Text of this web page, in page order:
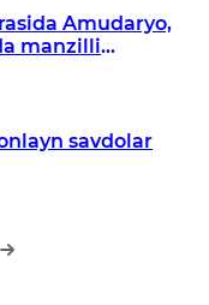
Amudaryo,
manzilli
savdolar